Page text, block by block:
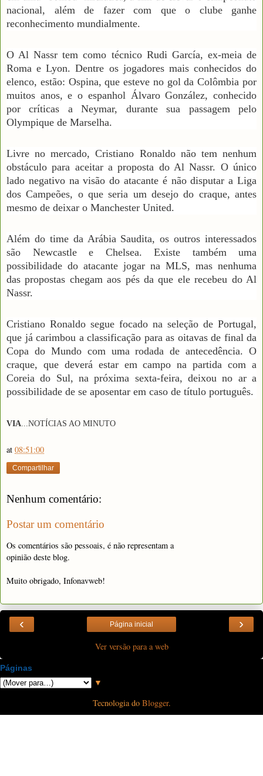
nacional, além de fazer com que o clube ganhe
reconhecimento mundialmente.
O Al Nassr tem como técnico Rudi García, ex-meia de
Roma e Lyon. Dentre os jogadores mais conhecidos do
elenco, estão: Ospina, que esteve no gol da Colômbia por
muitos anos, e o espanhol Álvaro González, conhecido
por críticas a Neymar, durante sua passagem pelo
Olympique de Marselha.
Livre no mercado, Cristiano Ronaldo não tem nenhum
obstáculo para aceitar a proposta do Al Nassr. O único
lado negativo na visão do atacante é não disputar a Liga
dos Campeões, o que seria um desejo do craque, antes
mesmo de deixar o Manchester United.
Além do time da Arábia Saudita, os outros interessados
são Newcastle e Chelsea. Existe também uma
possibilidade do atacante jogar na MLS, mas nenhuma
das propostas chegam aos pés da que ele recebeu do Al
Nassr.
Cristiano Ronaldo segue focado na seleção de Portugal,
que já carimbou a classificação para as oitavas de final da
Copa do Mundo com uma rodada de antecedência. O
craque, que deverá estar em campo na partida com a
Coreia do Sul, na próxima sexta-feira, deixou no ar a
possibilidade de se aposentar em caso de título português.
VIA...NOTÍCIAS AO MINUTO
at 08:51:00
Compartilhar
Nenhum comentário:
Postar um comentário
Os comentários são pessoais, é não representam a
opinião deste blog.
Muito obrigado, Infonavweb!
‹ ›
Página inicial
Ver versão para a web
Páginas
▼
Tecnologia do Blogger.